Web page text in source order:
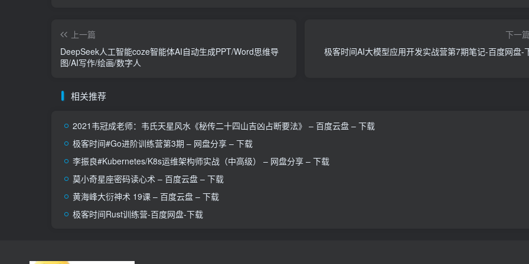
上一篇
DeepSeek人工智能coze智能体AI自动生成PPT/Word思维导
图/AI写作/绘画/数字人
下一
极客时间AI大模型应用开发实战营第7期笔记-百度网盘-
相关推荐
2021韦冠成老师：韦氏天星风水《秘传二十四山吉凶占断要法》 – 百度云盘 – 下载
极客时间#Go进阶训练营第3期 – 网盘分享 – 下载
李振良#Kubernetes/K8s运维架构师实战（中高级） – 网盘分享 – 下载
莫小奇星座密码读心术 – 百度云盘 – 下载
黄海峰大衍神术 19课 – 百度云盘 – 下载
极客时间Rust训练营-百度网盘-下载